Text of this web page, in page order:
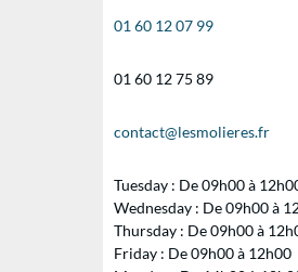
01 60 12 07 99
01 60 12 75 89
contact@lesmolieres.fr
Tuesday : De 09h00 à
Wednesday : De 09h00 à
Thursday : De 09h00 à
Friday : De 09h00 à 12h00